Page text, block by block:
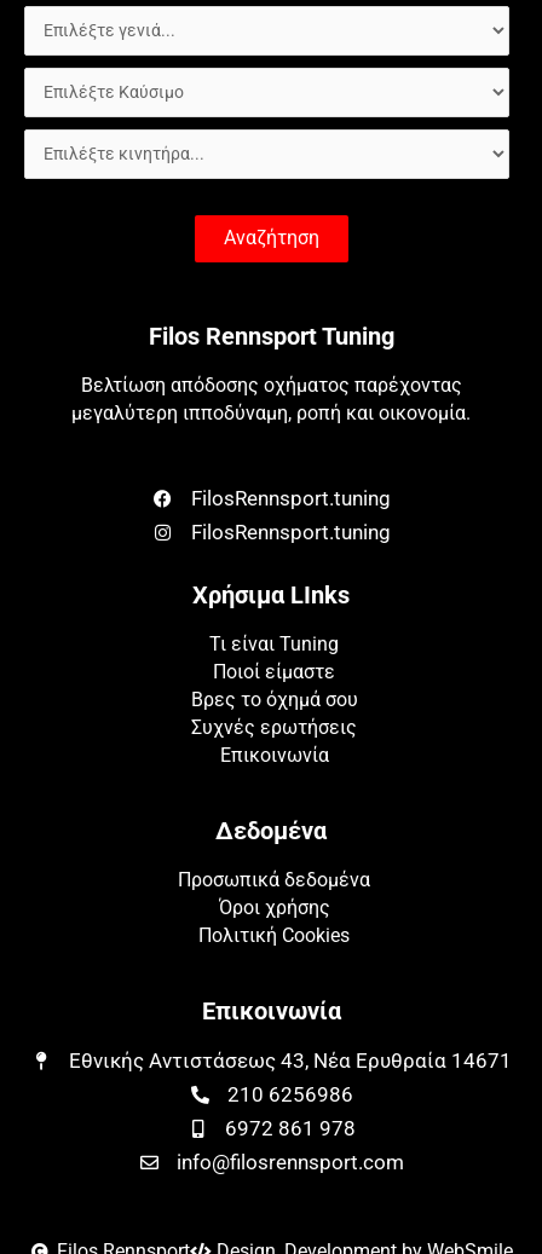
Αναζήτηση
Filos Rennsport Tuning
Βελτίωση απόδοσης οχήματος παρέχοντας
μεγαλύτερη ιπποδύναμη, ροπή και οικονομία.
FilosRennsport.tuning
FilosRennsport.tuning
Χρήσιμα LInks
Τι είναι Tuning
Ποιοί είμαστε
Βρες το όχημά σου
Συχνές ερωτήσεις
Επικοινωνία
Δεδομένα
Προσωπικά δεδομένα
Όροι χρήσης
Πολιτική Cookies
Επικοινωνία
Εθνικής Αντιστάσεως 43, Νέα Ερυθραία 14671​​
210 6256986
6972 861 978
info@filosrennsport.com